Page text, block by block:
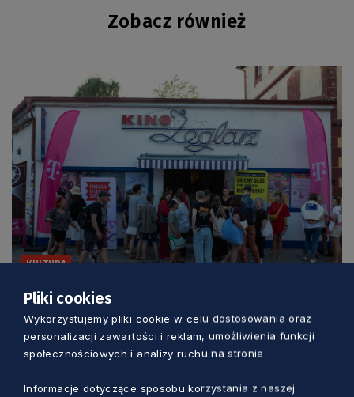
Zobacz również
KULTURA
Trzy dni kina, rozmów i spotkań nad
morzem. Wyjątkowy festiwal w Jastarni
Marcin Szumny
Pliki cookies
Wykorzystujemy pliki cookie w celu dostosowania oraz
personalizacji zawartości i reklam, umożliwienia funkcji
społecznościowych i analizy ruchu na stronie.
Informacje dotyczące sposobu korzystania z naszej